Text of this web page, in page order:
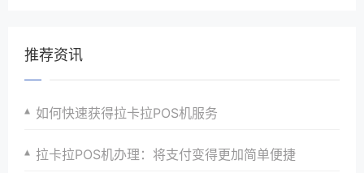
推荐资讯
如何快速获得拉卡拉POS机服务
拉卡拉POS机办理：将支付变得更加简单便捷